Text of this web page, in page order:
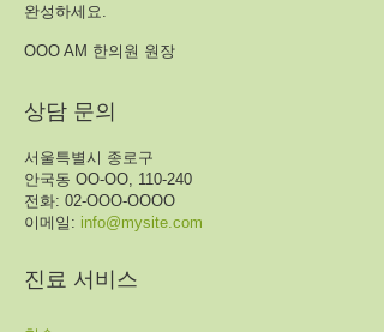
완성하세요.
OOO AM 한의원 원장
상담 문의
서울특별시 종로구
안국동 OO-OO, 110-240
전화: 02-OOO-OOOO
이메일 : info@mysite.com
진료 서비스